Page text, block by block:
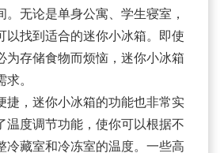
。无论是单身公寓、学生寝室，
以找到适合的迷你小冰箱。即使
为存储食物而烦恼，迷你小冰箱
。
，迷你小冰箱的功能也非常实
温度调节功能，使你可以根据不
冷藏室和冷冻室的温度。一些高